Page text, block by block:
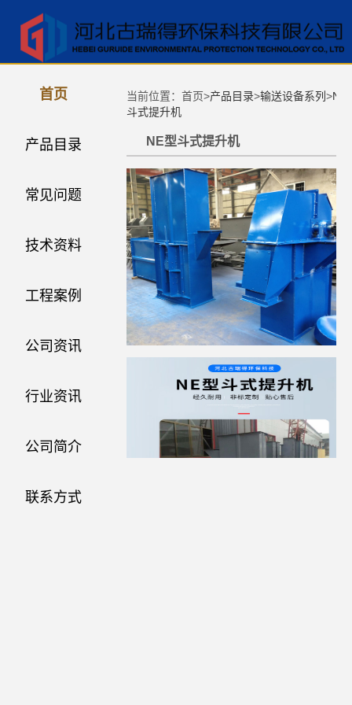
首页
产品目录
常见问题
技术资料
工程案例
公司资讯
行业资讯
公司简介
联系方式
当前位置：首页>产品目录>输送设备系列 >NE
斗式提升机
NE型斗式提升机